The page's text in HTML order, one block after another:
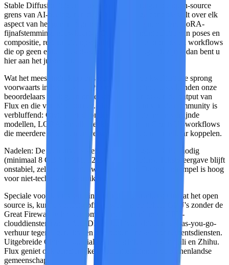
Stable Diffusion 3.5 en Flux vertegenwoordigen de open-source
grens van AI-beeldgeneratie. Als u volledige controle wilt over elk
aspect van het generatieproces – aangepaste modellen, LoRA-
fijnafstemming, nauwkeurige ControlNet-manipulatie van poses en
compositie, restauratie, opschaling, regionale prompts en workflows
die op geen enkel closed-sourceplatform mogelijk zijn – dan bent u
hier aan het juiste adres.
Wat het meest indruk op ons maakte
, was de kwalitatieve sprong
voorwaarts in het Flux 1.1 Pro-model. In blinde tests konden onze
beoordelaars vaak geen onderscheid maken tussen de output van
Flux en die van Midjourney. Het ecosysteem van de community is
verbluffend: CivitAI biedt onderdak aan duizenden verfijnde
modellen, LORA's in alle denkbare stijlen en ComfyUI-workflows
die meerdere modellen en verwerkingsstappen aan elkaar koppelen.
Nadelen: De leercurve is steil. Je hebt een goede GPU nodig
(minimaal 8 GB VRAM, 12 GB+ aanbevolen). Tekstweergave blijft
onstabiel, zelfs met de nieuwste modellen. De instapdrempel is hoog
voor niet-technische gebruikers.
Speciale voordelen voor binnenlandse gebruikers:
Omdat het open
source is, kunt u volledig offline werken op lokale GPU's zonder de
Great Firewall te hoeven omzeilen. Binnenlandse GPU-
clouddiensten (zoals AutoDL en Juchiyun) bieden pay-as-you-go-
verhuur tegen lagere kosten dan buitenlandse abonnementsdiensten.
Uitgebreide Chinese tutorials zijn beschikbaar op Bilibili en Zhihu.
Flux geniet ook aanzienlijke populariteit binnen de binnenlandse
gemeenschap.